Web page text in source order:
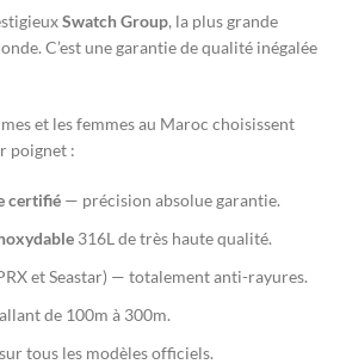
Swatch Group, la plus grande
C’est une garantie de qualité inégalée
et les femmes au Maroc choisissent
poignet :
certifié — précision absolue garantie.
316L de très haute qualité.
et Seastar) — totalement anti-rayures.
allant de 100m à 300m.
sur tous les modèles officiels.